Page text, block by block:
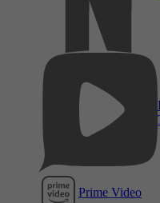
Prime Video